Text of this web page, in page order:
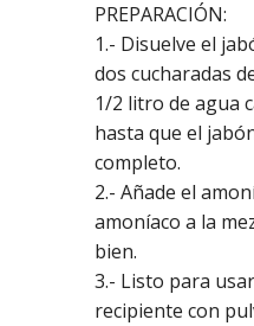
PREPARACIÓN:
1.- Disuelve el
dos cucharadas
1/2 litro de agua
hasta que el
completo.
2.- Añade el
amoníaco a la
bien.
3.- Listo para
recipiente con